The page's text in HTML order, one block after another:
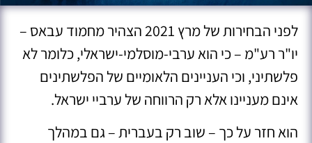
לפני הבחירות של מרץ 2021 הצהיר מחמוד עבאס –
יו"ר רע"מ – כי הוא ערבי-מוסלמי-ישראלי, כלומר לא
פלשתיני, וכי העניינים הלאומיים של הפלשתינים
אינם מעניינו אלא רק הרווחה של ערביי ישראל.
הוא חזר על כך – שוב רק בעברית – גם במהלך